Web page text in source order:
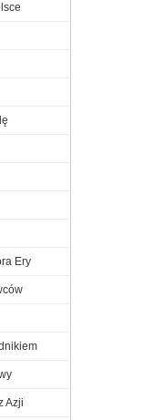
Ery
Azji